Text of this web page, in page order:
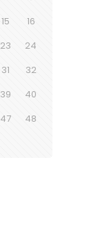
15
16
23
24
31
32
39
40
47
48